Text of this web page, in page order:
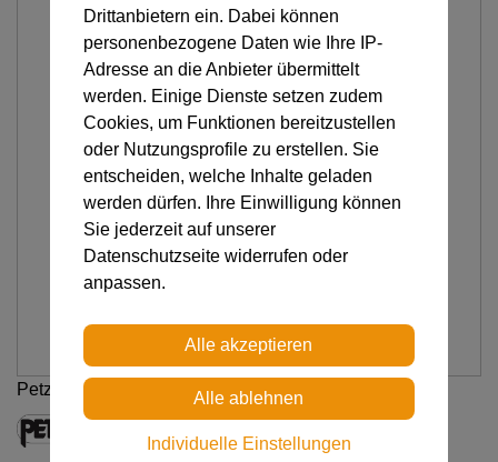
Petzl
Drittanbietern ein. Dabei können
personenbezogene Daten wie Ihre IP-
Adresse an die Anbieter übermittelt
werden. Einige Dienste setzen zudem
Cookies, um Funktionen bereitzustellen
oder Nutzungsprofile zu erstellen. Sie
entscheiden, welche Inhalte geladen
werden dürfen. Ihre Einwilligung können
Sie jederzeit auf unserer
Datenschutzseite widerrufen oder
anpassen.
Individuelle Einstellungen